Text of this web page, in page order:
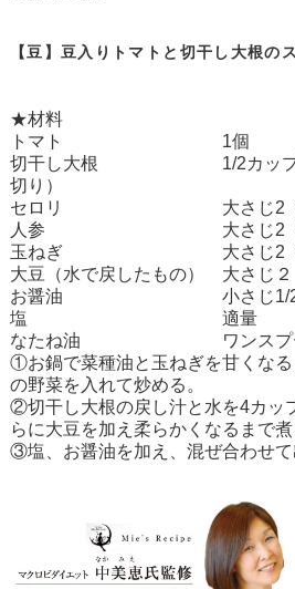
【豆】豆入りトマトと切干し大根の
★材料
トマト 1個
切干し大根 1/2カップ（水
切り）
セロリ 大さじ2（さい
人参 大さじ2（さい
玉ねぎ 大さじ2（さい
大豆（水で戻したもの） 大さじ２
お醤油 小さじ1/
塩 適量
なたね油 ワンスプ
①お鍋で菜種油と玉ねぎを甘くなる
の野菜を入れて炒める。
②切干し大根の戻し汁と水を4カッ
らに大豆を加え柔らかくなるまで煮
③塩、お醤油を加え、混ぜ合わせて